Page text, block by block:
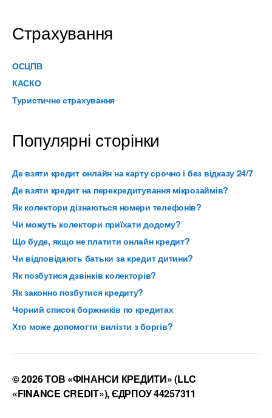
Страхування
ОСЦПВ
КАСКО
Туристичне страхування
Популярні сторінки
Де взяти кредит онлайн на карту срочно і без відказу 24/7
Де взяти кредит на перекредитування мікрозаймів?
Як колектори дізнаються номери телефонів?
Чи можуть колектори приїхати додому?
Що буде, якщо не платити онлайн кредит?
Чи відповідають батьки за кредит дитини?
Як позбутися дзвінків колекторів?
Як законно позбутися кредиту?
Чорний список боржників по кредитах
Хто може допомогти вилізти з боргів?
© 2026 ТОВ «ФІНАНСИ КРЕДИТИ» (LLC
«FINANCE CREDIT»), ЄДРПОУ 44257311